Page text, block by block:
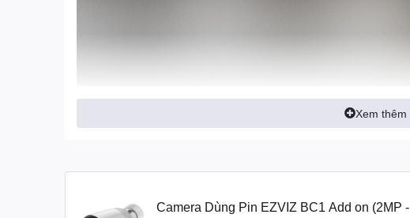
Xem thêm
Camera Dùng Pin EZVIZ BC1 Add on (2MP -